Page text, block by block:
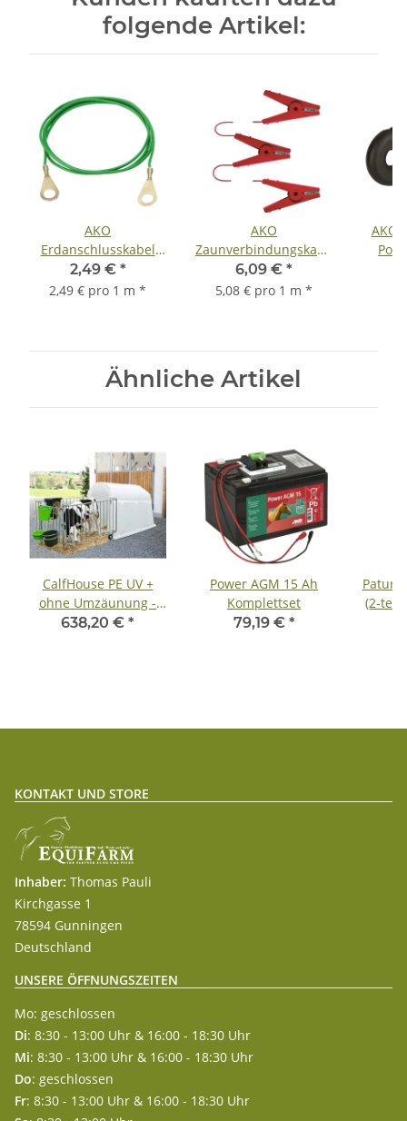
folgende Artikel:
AKO
Erdanschlusskabel
isoliert 100cm
2,49 € *
2,49 € pro 1 m *
AKO
Zaunverbindungskabel
3-fach
6,09 € *
5,08 € pro 1 m *
AKO
Ähnliche Artikel
CalfHouse PE UV +
ohne Umzäunung -
Staffelpreise - inkl.
638,20 € *
Power AGM 15 Ah
Komplettset
79,19 € *
Patura
(2-
KONTAKT UND STORE
Inhaber: Thomas Pauli
Kirchgasse 1
78594 Gunningen
Deutschland
UNSERE ÖFFNUNGSZEITEN
Mo: geschlossen
Di: 8:30 - 13:00 Uhr & 16:00 - 18:30 Uhr
Mi: 8:30 - 13:00 Uhr & 16:00 - 18:30 Uhr
Do: geschlossen
Fr: 8:30 - 13:00 Uhr & 16:00 - 18:30 Uhr